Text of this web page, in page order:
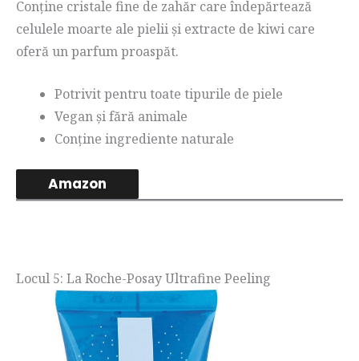
Conține cristale fine de zahăr care îndepărtează
celulele moarte ale pielii și extracte de kiwi care
oferă un parfum proaspăt.
Potrivit pentru toate tipurile de piele
Vegan și fără animale
Conține ingrediente naturale
Amazon
Locul 5: La Roche-Posay Ultrafine Peeling